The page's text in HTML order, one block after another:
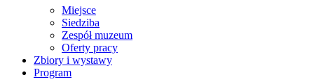
Miejsce
Siedziba
Zespół muzeum
Oferty pracy
Zbiory i wystawy
Program